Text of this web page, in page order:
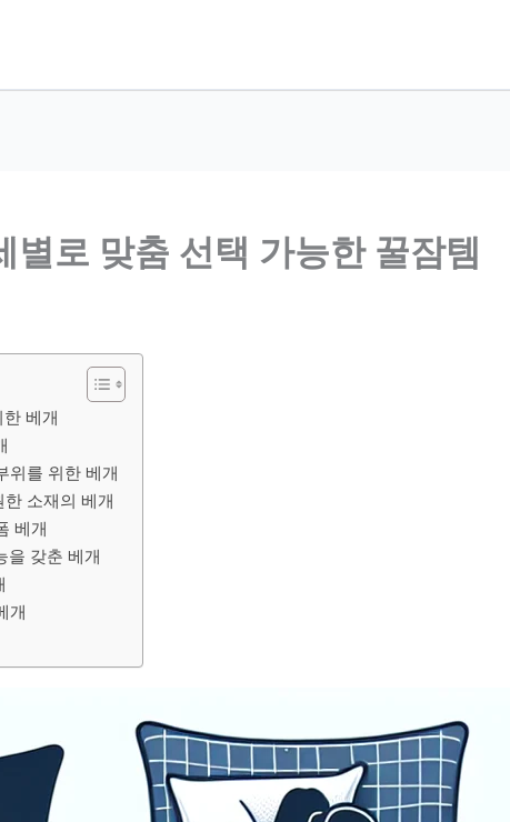
별로 맞춤 선택 가능한 꿀잠템
베개
위를 위한 베개
소재의 베개
베개
을 갖춘 베개
개